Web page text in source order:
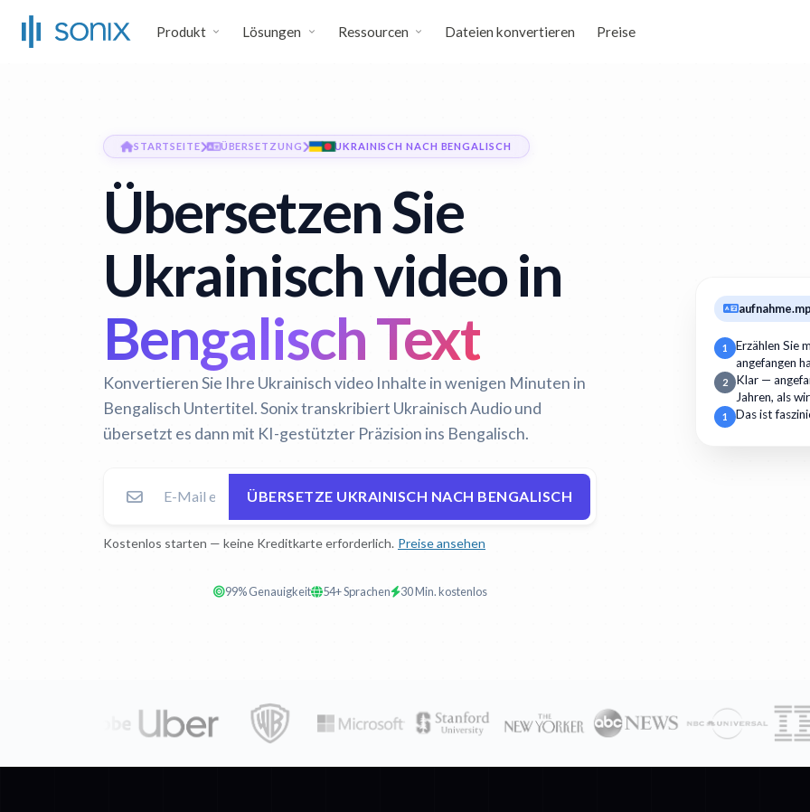
Produkt Lösungen Ressourcen Dateien konvertieren Preise
STARTSEITE ÜBERSETZUNG UKRAINISCH NACH BENGALISCH
Übersetzen Sie
Ukrainisch video in
Bengalisch Text
Konvertieren Sie Ihre Ukrainisch video Inhalte in wenigen Minuten in
Bengalisch Untertitel. Sonix transkribiert Ukrainisch Audio und
übersetzt es dann mit KI-gestützter Präzision ins Bengalisch.
ÜBERSETZE UKRAINISCH NACH BENGALISCH
Kostenlos starten — keine Kreditkarte erforderlich. Preise ansehen
99% Genauigkeit 54+ Sprachen 30 Min. kostenlos
1
Erzählen Sie
angefangen
2
Klar —
Jahren, als
1 Das ist